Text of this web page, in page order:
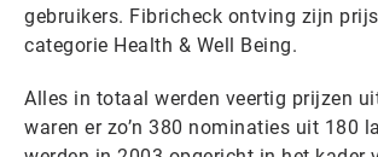
gebruikers. Fibricheck ontving zijn
categorie Health & Well Being.
Alles in totaal werden veertig prijzen
waren er zo’n 380 nominaties uit 180